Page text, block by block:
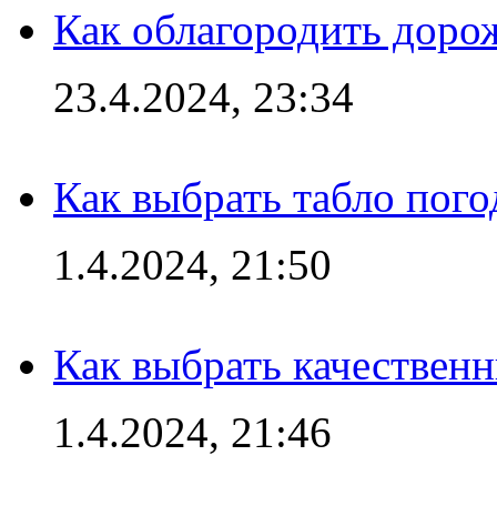
Как облагородить
23.4.2024, 23:34
Как выбрать табло
1.4.2024, 21:50
Как выбрать
1.4.2024, 21:46